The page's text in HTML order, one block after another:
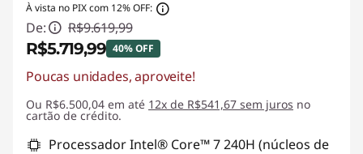
À vista no PIX com 12% OFF:
De: R$9.619,99
R$5.719,99 40% OFF
Economias instantâneas :
Poucas unidades, aproveite!
Ou R$6.500,04 em até 12x de R$541,67 sem juros no
cartão de crédito.
Processador Intel® Core™ 7 240H (núcleos de